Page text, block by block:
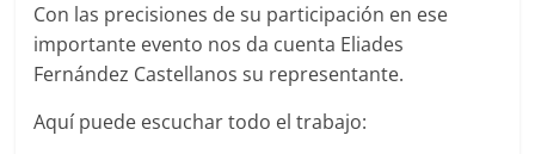
Con las precisiones de su participación en ese
importante evento nos da cuenta Eliades
Fernández Castellanos su representante.
Aquí puede escuchar todo el trabajo: